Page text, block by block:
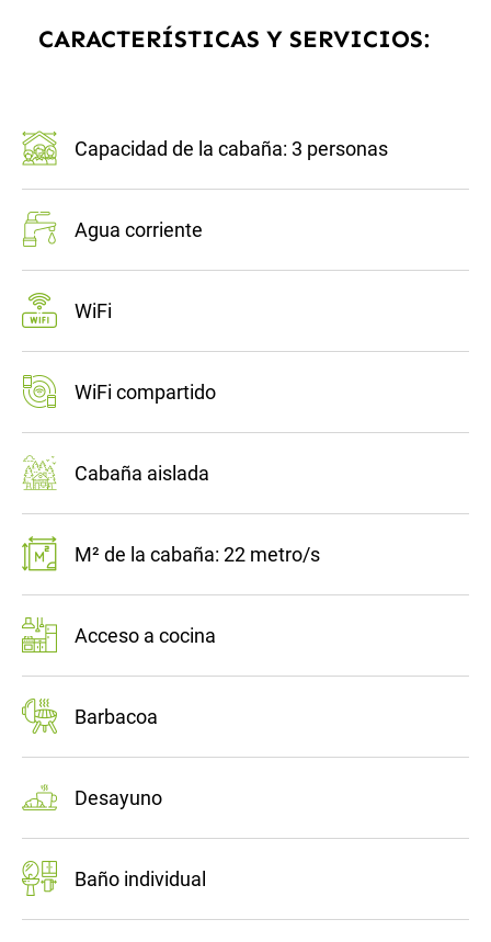
CARACTERÍSTICAS Y SERVICIOS:
Capacidad de la cabaña: 3 personas
Agua corriente
WiFi
WiFi compartido
Cabaña aislada
M² de la cabaña: 22 metro/s
Acceso a cocina
Barbacoa
Desayuno
Baño individual